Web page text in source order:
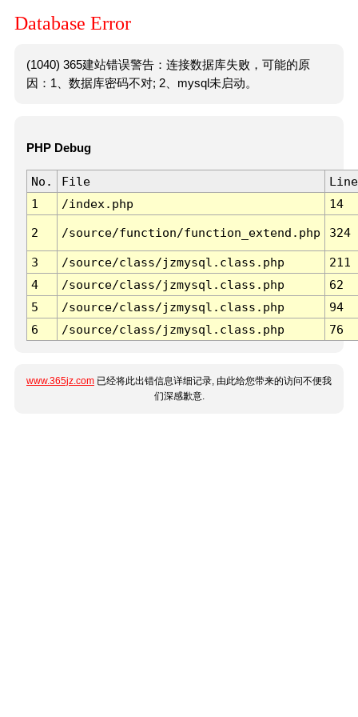
Database Error
(1040) 365建站错误警告：连接数据库失败，可能的原
因：1、数据库密码不对; 2、mysql未启动。
PHP Debug
No. File
Line
1
/index.php 14
2 /source/function/function_extend.php 324
3 /source/class/jzmysql.class.php
211
4
/source/class/jzmysql.class.php
62
5
/source/class/jzmysql.class.php
94
6
/source/class/jzmysql.class.php 76
www.365jz.com 已经将此出错信息详细记录, 由此给您带来的访问不便我
们深感歉意.